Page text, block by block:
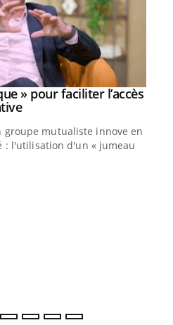
» pour faciliter l’accès
Youtube
groupe mutualiste innove en
: l'utilisation d'un « jumeau